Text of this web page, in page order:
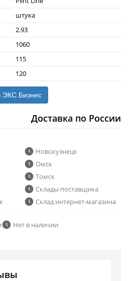
штука
2.93
1060
115
120
ЭКС.Бизнес
Доставка по России
Новокузнецк
Омск
Томск
Склады поставщика
Склад интернет-магазина
Нет в наличии